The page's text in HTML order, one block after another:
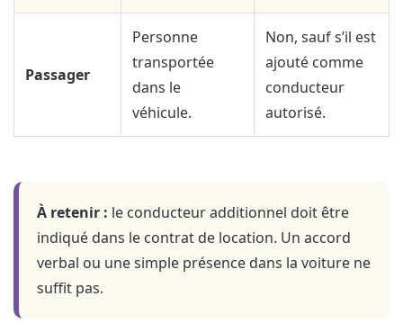
Passager
Personne
transportée
dans le
véhicule.
Non, sauf s’il est
ajouté comme
conducteur
autorisé.
À retenir : le conducteur additionnel doit être
indiqué dans le contrat de location. Un accord
verbal ou une simple présence dans la voiture ne
suffit pas.